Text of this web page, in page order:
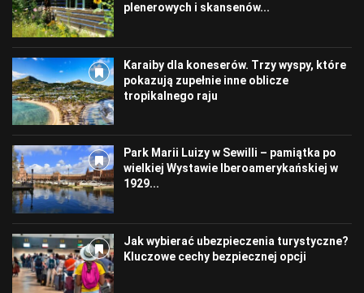
plenerowych i skansenów...
Karaiby dla koneserów. Trzy wyspy, które
pokazują zupełnie inne oblicze
tropikalnego raju
Park Marii Luizy w Sewilli – pamiątka po
wielkiej Wystawie Iberoamerykańskiej w
1929...
Jak wybierać ubezpieczenia turystyczne?
Kluczowe cechy bezpiecznej opcji